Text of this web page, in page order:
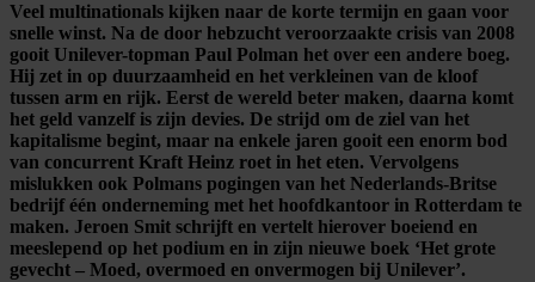
Veel multinationals kijken naar de korte termijn en gaan voor
snelle winst. Na de door hebzucht veroorzaakte crisis van 2008
gooit Unilever-topman Paul Polman het over een andere boeg.
Hij zet in op duurzaamheid en het verkleinen van de kloof
tussen arm en rijk. Eerst de wereld beter maken, daarna komt
het geld vanzelf is zijn devies. De strijd om de ziel van het
kapitalisme begint, maar na enkele jaren gooit een enorm bod
van concurrent Kraft Heinz roet in het eten. Vervolgens
mislukken ook Polmans pogingen van het Nederlands-Britse
bedrijf één onderneming met het hoofdkantoor in Rotterdam te
maken. Jeroen Smit schrijft en vertelt hierover boeiend en
meeslepend op het podium en in zijn nieuwe boek ‘Het grote
gevecht – Moed, overmoed en onvermogen bij Unilever’.